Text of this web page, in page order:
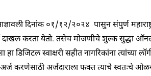
दिनांक ०१/१२/२०२४ पासुन संपुर्ण
दाखल करता येतो. तसेच मोजणीचे शुल्क सुद्धा
स्वाक्षरी सहीत नागरिकांना त्यांच्या
करणेसाठी अर्जदाराला फक्त त्याचे स्वतःचे